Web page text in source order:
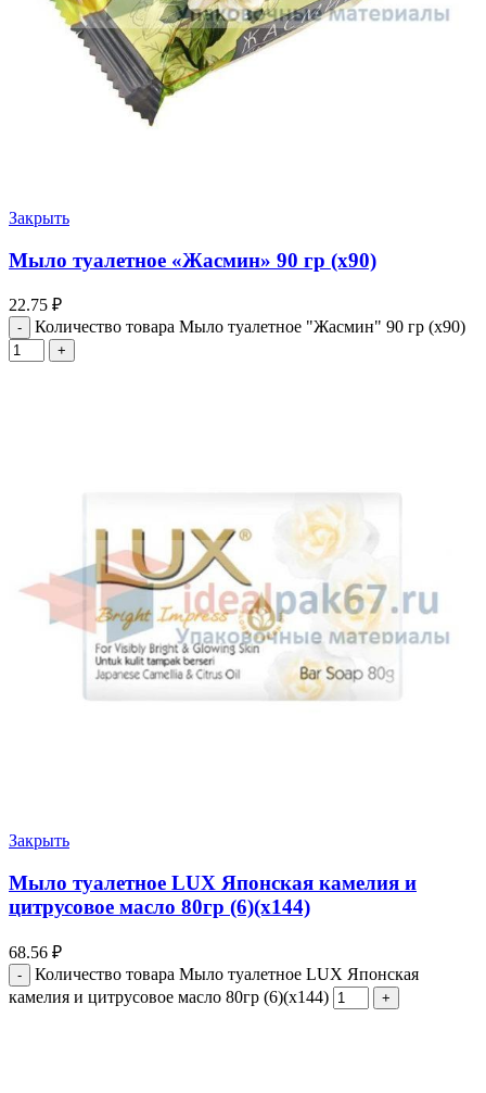
Закрыть
Мыло туалетное «Жасмин» 90 гр (х90)
22.75 ₽
Количество товара Мыло туалетное "Жасмин" 90 гр (х90)
Закрыть
Мыло туалетное LUX Японская камелия и
цитрусовое масло 80гр (6)(х144)
68.56 ₽
Количество товара Мыло туалетное LUX Японская
камелия и цитрусовое масло 80гр (6)(х144)